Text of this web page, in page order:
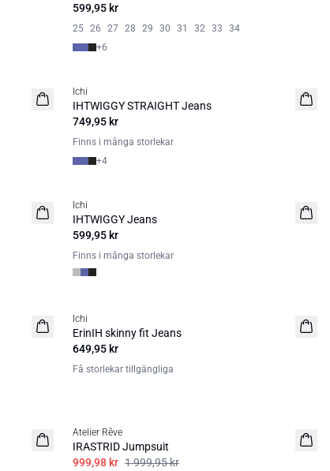
599,95 kr
25 26 27 28 29 30 31 32 33
34
+6
BASIC
Ichi
IHTWIGGY STRAIGHT Jeans
749,95 kr
Finns i många storlekar
+4
BASIC
Ichi
IHTWIGGY Jeans
599,95 kr
Finns i många storlekar
BASIC
Ichi
ErinIH skinny fit Jeans
649,95 kr
Få storlekar tillgängliga
Atelier Rêve
IRASTRID Jumpsuit
999,98 kr 1 999,95 kr